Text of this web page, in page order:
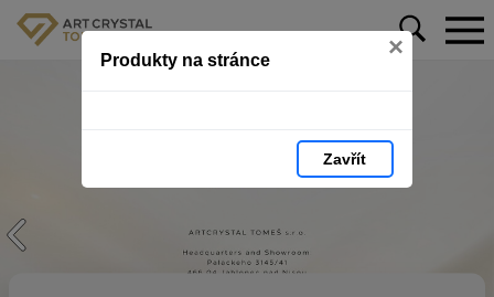
Produkty na stránce ×
Zavřít